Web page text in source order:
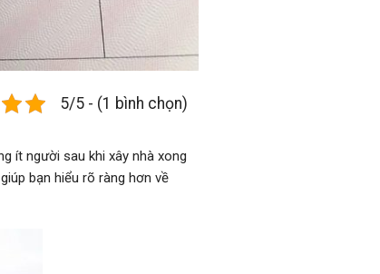
5/5 - (1 bình chọn)
ít người sau khi xây nhà xong
bạn hiểu rõ ràng hơn về